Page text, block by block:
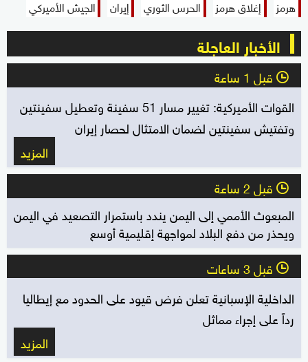
هرمز إغلاق هرمز الحرس الثوري إيران الجيش الأميركي
الأخبار العاجلة
l قبل 1 ساعة
القوات الأميركية: تغيير مسار 51 سفينة وتعطيل سفينتين
وتفتيش سفينتين لضمان الامتثال لحصار إيران
المزيد
l قبل 2 ساعة
المبعوث الأممي إلى اليمن يندد باستمرار التصعيد في اليمن
ويحذر من دفع البلاد لمواجهة إقليمية أوسع
l قبل 3 ساعات
الداخلية الإسبانية تعلن فرض قيود على الحدود مع إيطاليا
رداً على إجراء مماثل
المزيد